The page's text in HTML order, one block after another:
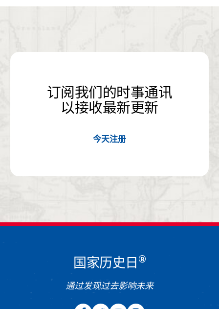
订阅我们的时事通讯
以接收最新更新
今天注册
国家历史日 ®
通过发现过去影响未来